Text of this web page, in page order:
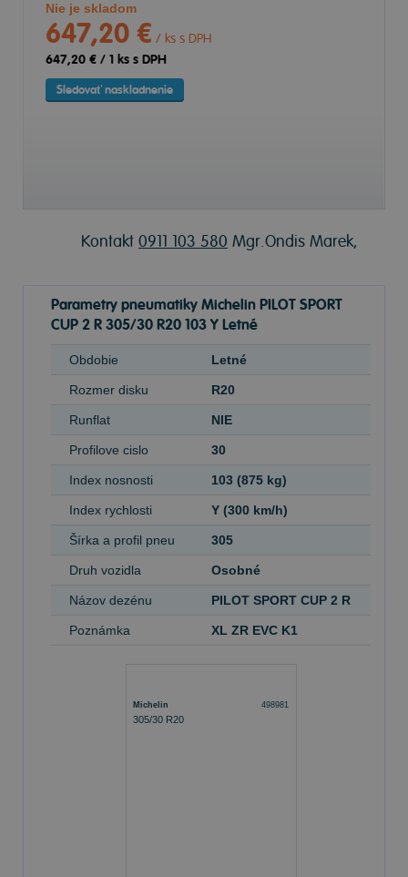
Nie je skladom
647,20 € / ks s DPH
647,20 € / 1 ks s DPH
Sledovať naskladnenie
Kontakt 0911 103 580 Mgr.Ondis Marek,
Parametry pneumatiky Michelin PILOT SPORT
CUP 2 R 305/30 R20 103 Y Letné
Obdobie Letné
Rozmer disku R20
Runflat NIE
Profilove cislo 30
Index nosnosti 103 (875 kg)
Index rychlosti Y (300 km/h)
Šírka a profil pneu 305
Druh vozidla Osobné
Názov dezénu PILOT SPORT CUP 2 R
Poznámka XL ZR EVC K1
Michelin 498981
305/30 R20